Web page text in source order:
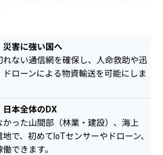
害に強い国へ
ない通信網を確保し、人命救助や迅
ローンによる物資輸送を可能にしま
本全体のDX
かった山間部（林業・建設）、海上
地で、初めてIoTセンサーやドローン、
できます。